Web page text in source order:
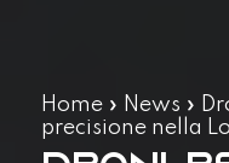
Home» News »
precisione nella